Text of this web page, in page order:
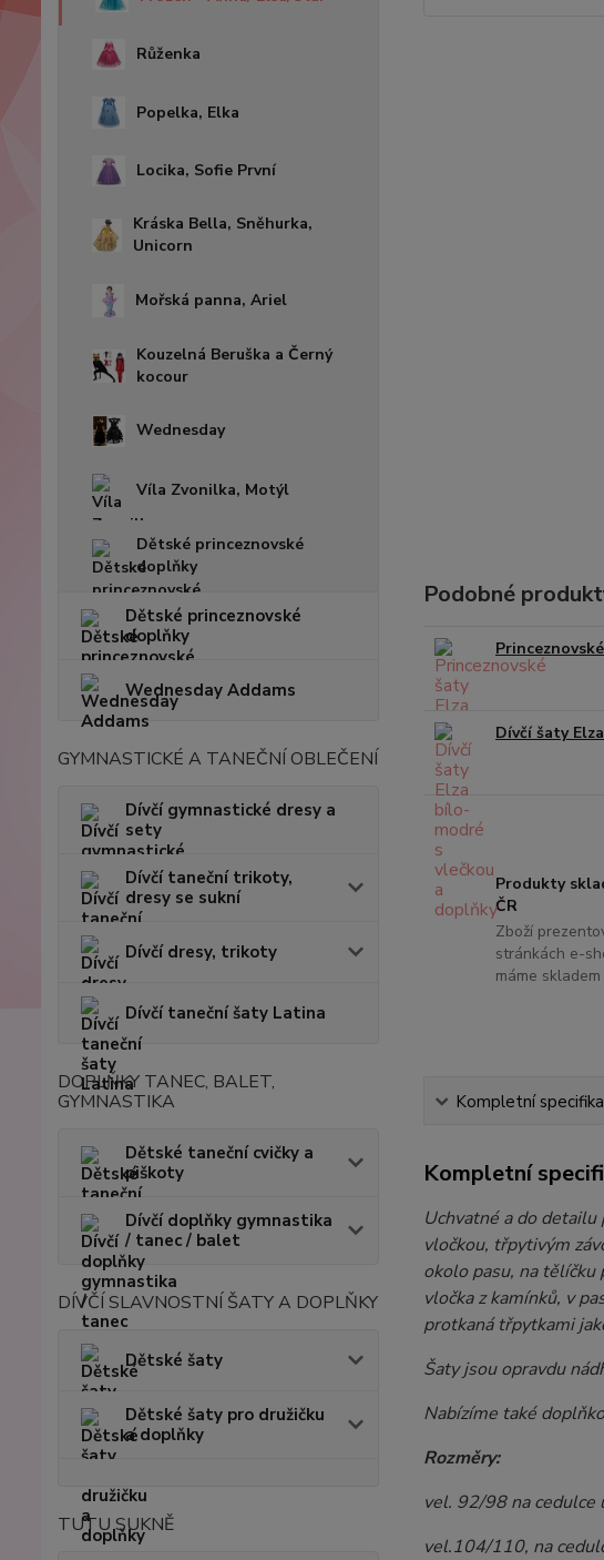
Růženka
Popelka, Elka
Locika, Sofie První
Kráska Bella, Sněhurka,
Unicorn
Mořská panna, Ariel
Kouzelná Beruška a Černý
kocour
Wednesday
Víla Zvonilka, Motýl
Dětské princeznovské
doplňky
Dětské princeznovské
doplňky
Wednesday Addams
GYMNASTICKÉ A TANEČNÍ OBLEČENÍ
Dívčí gymnastické dresy a
sety
Dívčí taneční trikoty,
dresy se sukní
Dívčí dresy, trikoty
Dívčí taneční šaty Latina
DOPLŇKY TANEC, BALET,
GYMNASTIKA
Dětské taneční cvičky a
piškoty
Dívčí doplňky gymnastika
/ tanec / balet
DÍVČÍ SLAVNOSTNÍ ŠATY A DOPLŇKY
Dětské šaty
Dětské šaty pro družičku
a doplňky
TUTU SUKNĚ
Podobné
Dívčí šaty
Produkty
ČR
Zboží
stránkách e-
máme skladem
Kompletní
Kompletní
Uchvatné a do detailu
vločkou, třpytivým
okolo pasu, na tělíčku
vločka z kamínků, v
protkaná třpytkami
Šaty jsou opravdu
Nabízíme také
Rozměry:
vel. 92/98 na cedulce
vel.104/110, na